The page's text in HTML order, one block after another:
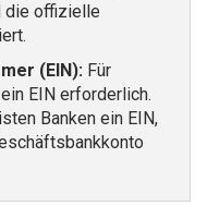
die offizielle
(EIN): Für
EIN erforderlich.
Banken ein EIN,